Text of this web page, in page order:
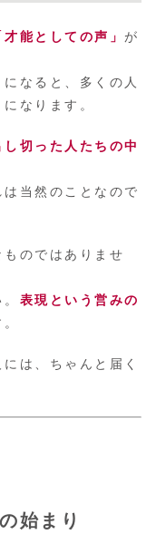
才能としての声」 が
なると、多くの人
なります。
切った人たちの中
当然のことなので
のではありませ
表現という営みの
には、ちゃんと届く
始まり